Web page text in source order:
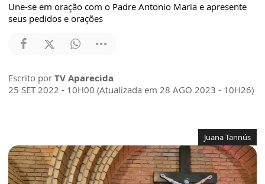
Une-se em oração com o Padre Antonio Maria e apresente
seus pedidos e orações
Escrito por TV Aparecida
25 SET 2022 - 10H00 (Atualizada em 28 AGO 2023 - 10H26)
Juana Tannús